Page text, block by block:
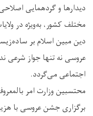
دیدارها و گردهمایی‌
مختلف کشور، به‌ویژه در
دین مبین اسلام بر
عروسی نه تنها جواز شرعی
اجتماعی می‌گردد.
محتسبین وزارت امر
برگزاری جشن عروسی با